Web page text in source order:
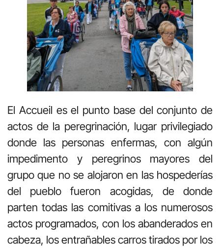
El Accueil es el punto base del conjunto de
actos de la peregrinación, lugar privilegiado
donde las personas enfermas, con algún
impedimento y peregrinos mayores del
grupo que no se alojaron en las hospederías
del pueblo fueron acogidas, de donde
parten todas las comitivas a los numerosos
actos programados, con los abanderados en
cabeza, los entrañables carros tirados por los